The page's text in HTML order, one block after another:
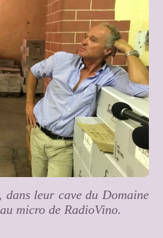
leur cave du Domaine
au micro de RadioVino.